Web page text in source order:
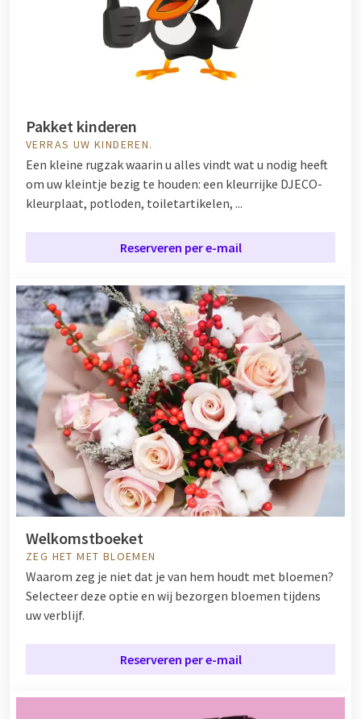
Pakket kinderen
VERRAS UW KINDEREN.
Een kleine rugzak waarin u alles vindt wat u nodig heeft
om uw kleintje bezig te houden: een kleurrijke DJECO-
kleurplaat, potloden, toiletartikelen, ...
Reserveren per e-mail
Welkomstboeket
ZEG HET MET BLOEMEN
Waarom zeg je niet dat je van hem houdt met bloemen?
Selecteer deze optie en wij bezorgen bloemen tijdens
uw verblijf.
Reserveren per e-mail